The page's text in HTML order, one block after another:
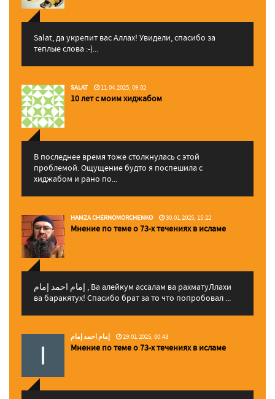
Salat, да укрепит вас Аллаx! Увидели, спасибо за
теплые слова :-)...
SALAT 11.04.2025, 09:02
10 лет с моим хиджабом
В последнее время тоже столкнулась с этой
проблемой. Ощущение будто я поспешила с
хиджабом и рано по...
HAMZA CHERNOMORCHENKO 30.01.2025, 15:22
Мнение по теме о 73-х течениях в исламе
إمام احمد إمام , Ва алейкум ассалам ва рахматуЛлахи
ва баракятух! Спасибо брат за то что попробовал ...
إمام احمد إمام 29.01.2025, 00:43
Мнение по теме о 73-х течениях в исламе